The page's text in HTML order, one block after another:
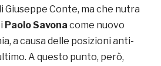
Conte, ma che nutra
Paolo Savona come nuovo
a causa delle posizioni anti-
A questo punto, però,